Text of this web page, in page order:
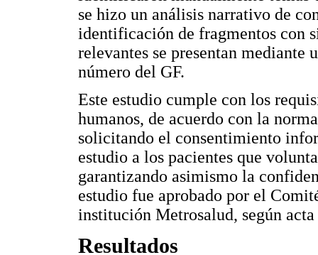
se hizo un análisis narrativo de
identificación de fragmentos con
relevantes se presentan
número del GF.
Este estudio cumple con los
humanos, de acuerdo con la
solicitando el consentimiento
estudio a los pacientes que
garantizando asimismo la
estudio fue aprobado por el
institución Metrosalud, según acta
Resultados